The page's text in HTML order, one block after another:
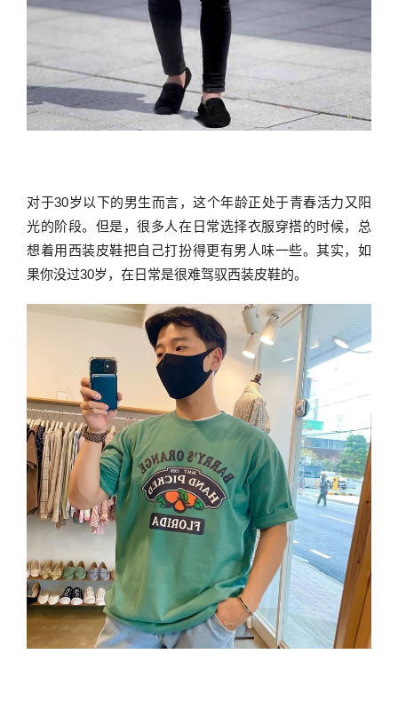
对于30岁以下的男生而言，这个年龄正处于青春活力又阳
光的阶段。但是，很多人在日常选择衣服穿搭的时候，总
想着用西装皮鞋把自己打扮得更有男人味一些。其实，如
果你没过30岁，在日常是很难驾驭西装皮鞋的。